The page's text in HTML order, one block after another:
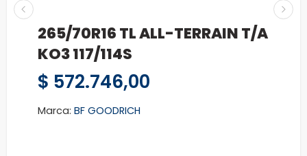
265/70R16 TL ALL-TERRAIN T/A
KO3 117/114S
$ 572.746,00
Marca: BF GOODRICH